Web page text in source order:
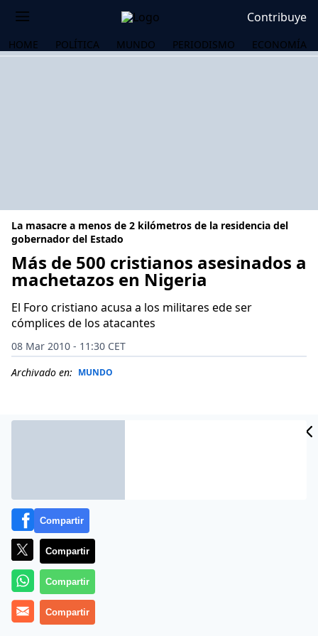
Contribuye
HOME POLÍTICA MUNDO PERIODISMO ECONOMÍA
La masacre a menos de 2 kilómetros de la residencia del
gobernador del Estado
Más de 500 cristianos asesinados a
machetazos en Nigeria
El Foro cristiano acusa a los militares ede ser
cómplices de los atacantes
08 Mar 2010 - 11:30 CET
Archivado en: MUNDO
Pastores musulmanes de la etnia fulani
con revólveres, fusiles, metralletas y machetes,
Compartir
Compartir
Compartir
Compartir